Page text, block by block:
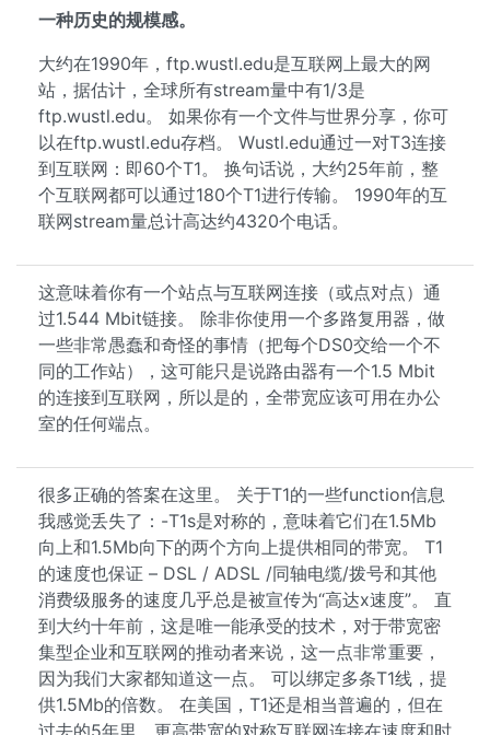
一种历史的规模感。
大约在1990年，ftp.wustl.edu是互联网上最大的网
站，据估计，全球所有stream量中有1/3是
ftp.wustl.edu。 如果你有一个文件与世界分享，你可
以在ftp.wustl.edu存档。 Wustl.edu通过一对T3连接
到互联网：即60个T1。 换句话说，大约25年前，整
个互联网都可以通过180个T1进行传输。 1990年的互
联网stream量总计高达约4320个电话。
这意味着你有一个站点与互联网连接（或点对点）通
过1.544 Mbit链接。 除非你使用一个多路复用器，做
一些非常愚蠢和奇怪的事情（把每个DS0交给一个不
同的工作站），这可能只是说路由器有一个1.5 Mbit
的连接到互联网，所以是的，全带宽应该可用在办公
室的任何端点。
很多正确的答案在这里。 关于T1的一些function信息
我感觉丢失了：-T1s是对称的，意味着它们在1.5Mb
向上和1.5Mb向下的两个方向上提供相同的带宽。 T1
的速度也保证 – DSL / ADSL /同轴电缆/拨号和其他
消费级服务的速度几乎总是被宣传为“高达x速度”。 直
到大约十年前，这是唯一能承受的技术，对于带宽密
集型企业和互联网的推动者来说，这一点非常重要，
因为我们大家都知道这一点。 可以绑定多条T1线，提
供1.5Mb的倍数。 在美国，T1还是相当普遍的，但在
过去的5年里，更高带宽的对称互联网连接在速度和时